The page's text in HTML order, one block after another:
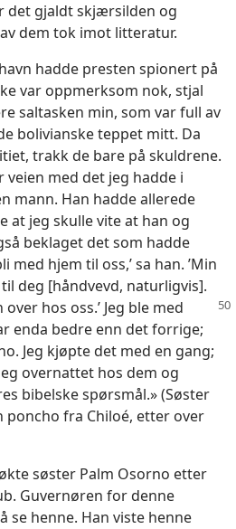
det gjaldt skjærsilden og
dem tok imot litteratur.
hadde presten spionert på
var oppmerksom nok, stjal
saltasken min, som var full av
bolivianske teppet mitt. Da
trakk de bare på skuldrene.
med det jeg hadde i
mann. Han hadde allerede
at jeg skulle vite at han og
beklaget det som hadde
med hjem til oss,’ sa han. ’Min
deg [håndvevd, naturligvis].
over hos oss.’ Jeg ble med
enda bedre enn det forrige;
Jeg kjøpte det med en gang;
overnattet hos dem og
bibelske spørsmål.» (Søster
poncho fra Chiloé, etter over
søster Palm Osorno etter
Guvernøren for denne
se henne. Han viste henne